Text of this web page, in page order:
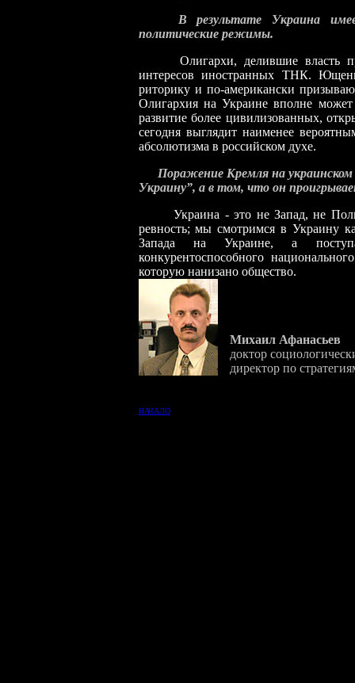
В результате Украина
политические режимы.
Олигархи, делившие власть
интересов иностранных ТНК.
риторику и по-американски
Олигархия на Украине вполне
развитие более цивилизованных,
сегодня выглядит наименее
абсолютизма в российском духе.
Поражение Кремля на
Украину”, а в том, что он
Украина - это не Запад, не
ревность; мы смотримся в Украину
Запада на Украине, а
конкурентоспособного
которую нанизано общество.
Михаил Афанасьев
доктор
директор по
НАЧАЛО